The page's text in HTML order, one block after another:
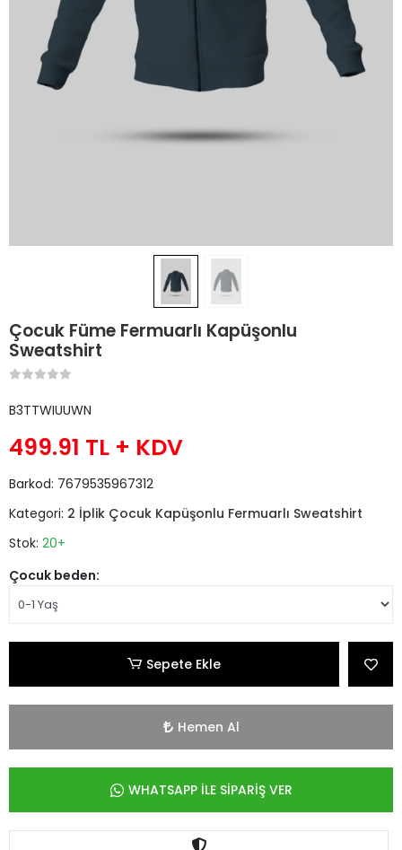
Çocuk Füme Fermuarlı Kapüşonlu
Sweatshirt
B3TTWIUUWN
499.91 TL + KDV
Barkod: 7679535967312
Kategori: 2 İplik Çocuk Kapüşonlu Fermuarlı Sweatshirt
Stok: 20+
Çocuk beden:
Sepete Ekle
Hemen Al
WHATSAPP İLE SİPARİŞ VER